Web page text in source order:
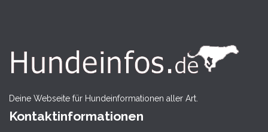
Deine Webseite für Hundeinformationen aller Art.
Kontaktinformationen